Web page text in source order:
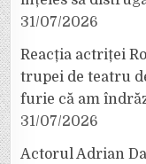
31/07/2026
Reacția actriței
trupei de teatru
furie că am
31/07/2026
Actorul Adrian